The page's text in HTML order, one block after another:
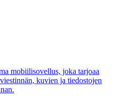
mobiilisovellus, joka tarjoaa
kuvien ja tiedostojen